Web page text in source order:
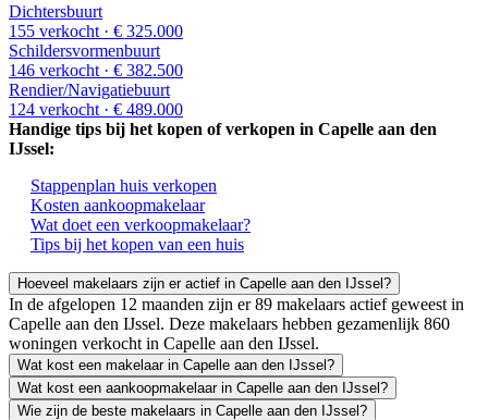
Dichtersbuurt
155 verkocht · € 325.000
Schildersvormenbuurt
146 verkocht · € 382.500
Rendier/Navigatiebuurt
124 verkocht · € 489.000
Handige tips bij het kopen of verkopen in Capelle aan den
IJssel:
Stappenplan huis verkopen
Kosten aankoopmakelaar
Wat doet een verkoopmakelaar?
Tips bij het kopen van een huis
Hoeveel makelaars zijn er actief in Capelle aan den IJssel?
In de afgelopen 12 maanden zijn er 89 makelaars actief geweest in
Capelle aan den IJssel. Deze makelaars hebben gezamenlijk 860
woningen verkocht in Capelle aan den IJssel.
Wat kost een makelaar in Capelle aan den IJssel?
Wat kost een aankoopmakelaar in Capelle aan den IJssel?
Wie zijn de beste makelaars in Capelle aan den IJssel?